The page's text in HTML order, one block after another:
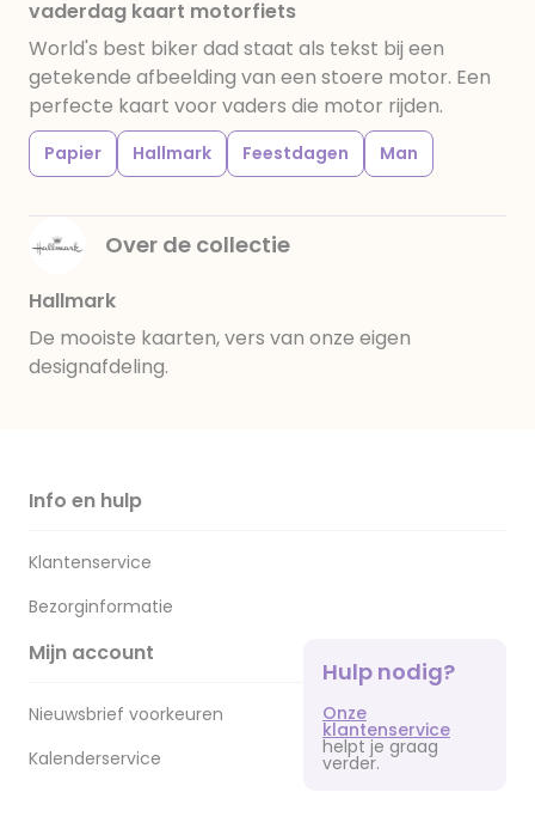
vaderdag kaart motorfiets
World's best biker dad staat als tekst bij een
getekende afbeelding van een stoere motor. Een
perfecte kaart voor vaders die motor rijden.
Papier Hallmark Feestdagen Man
Over de collectie
Hallmark
De mooiste kaarten, vers van onze eigen
designafdeling.
Info en hulp
Klantenservice
Bezorginformatie
Mijn account
Nieuwsbrief voorkeuren
Kalenderservice
Hulp nodig?
Onze
klantenservice
helpt je graag
verder.